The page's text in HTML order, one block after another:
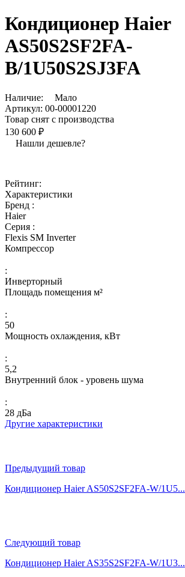
Кондиционер Haier
AS50S2SF2FA-
B/1U50S2SJ3FA
Наличие:
Мало
Артикул: 00-00001220
Товар снят с производства
130 600 ₽
Нашли дешевле?
Рейтинг:
Характеристики
Бренд :
Haier
Серия :
Flexis SM Inverter
Компрессор
:
Инверторный
Площадь помещения м²
:
50
Мощность охлаждения, кВт
:
5,2
Внутренний блок - уровень шума
:
28 дБа
Другие характеристики
Предыдущий товар
Кондиционер Haier AS50S2SF2FA-W/1U5...
Следующий товар
Кондиционер Haier AS35S2SF2FA-W/1U3...